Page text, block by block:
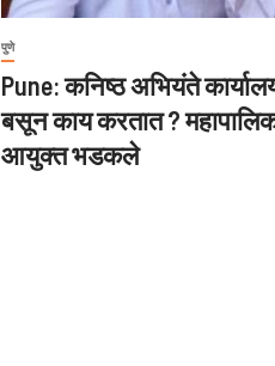
पुणे
Pune: कनिष्ठ अभियंते
बसून काय करतात ?
आयुक्त भडकले